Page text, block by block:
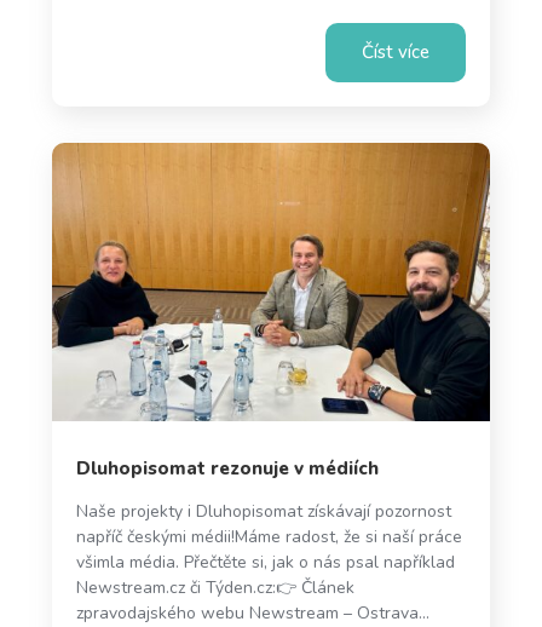
Číst více
Dluhopisomat rezonuje v médiích
Naše projekty i Dluhopisomat získávají pozornost
napříč českými médii!Máme radost, že si naší práce
všimla média. Přečtěte si, jak o nás psal například
Newstream.cz či Týden.cz:👉 Článek
zpravodajského webu Newstream – Ostrava...